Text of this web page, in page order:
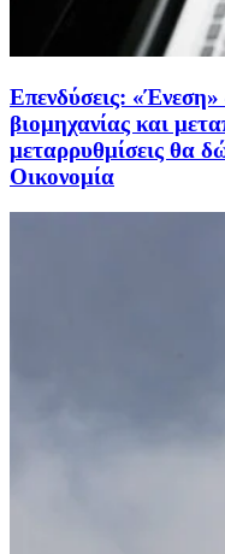
Επενδύσεις:
βιομηχανίας και
μεταρρυθμίσεις θα
Οικονομία